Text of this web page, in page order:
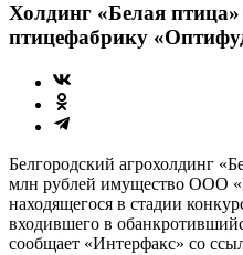
Холдинг «Белая
птицефабрику
Белгородский агрохолдинг
млн рублей имущество ООО
находящегося в стадии
входившего в
сообщает «Интерфакс» со